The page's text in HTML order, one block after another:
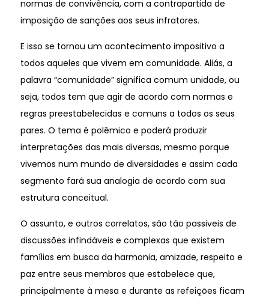
normas de convivência, com a contrapartida de
imposição de sanções aos seus infratores.
E isso se tornou um acontecimento impositivo a
todos aqueles que vivem em comunidade. Aliás, a
palavra “comunidade” significa comum unidade, ou
seja, todos tem que agir de acordo com normas e
regras preestabelecidas e comuns a todos os seus
pares. O tema é polêmico e poderá produzir
interpretações das mais diversas, mesmo porque
vivemos num mundo de diversidades e assim cada
segmento fará sua analogia de acordo com sua
estrutura conceitual.
O assunto, e outros correlatos, são tão passiveis de
discussões infindáveis e complexas que existem
famílias em busca da harmonia, amizade, respeito e
paz entre seus membros que estabelece que,
principalmente à mesa e durante as refeições ficam